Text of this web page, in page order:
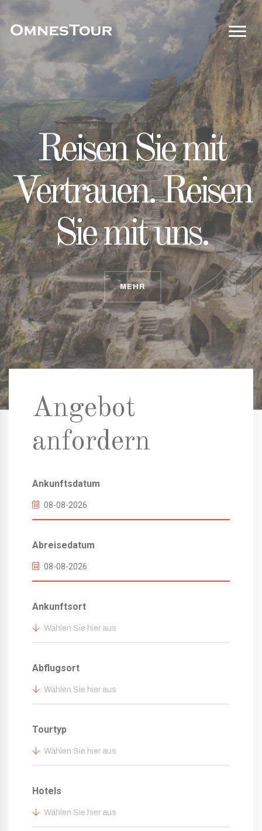
Dein Pass zu
perfekten
Ausflügen!
MEHR
Reisen Sie mit
Vertrauen. Reisen
Sie mit uns.
MEHR
Entfessle
Abenteuer,
entwirre
Erinnerungen!
MEHR
Angebot
anfordern
Ankunftsdatum
Abreisedatum
Ankunftsort
Wählen Sie hier aus
Abflugsort
Wählen Sie hier aus
Tourtyp
Wählen Sie hier aus
Hotels
Wählen Sie hier aus